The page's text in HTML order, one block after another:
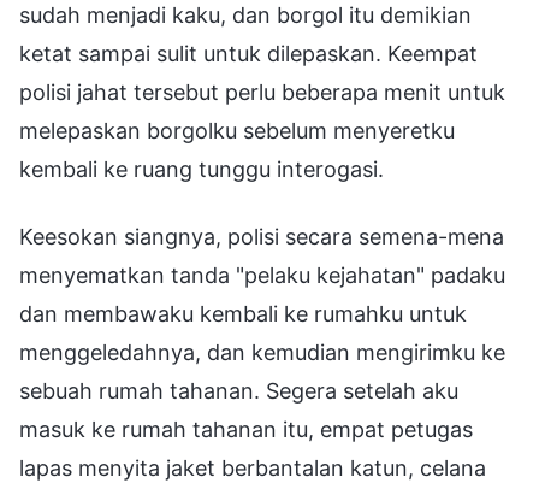
sudah menjadi kaku, dan borgol itu demikian
ketat sampai sulit untuk dilepaskan. Keempat
polisi jahat tersebut perlu beberapa menit untuk
melepaskan borgolku sebelum menyeretku
kembali ke ruang tunggu interogasi.
Keesokan siangnya, polisi secara semena-mena
menyematkan tanda "pelaku kejahatan" padaku
dan membawaku kembali ke rumahku untuk
menggeledahnya, dan kemudian mengirimku ke
sebuah rumah tahanan. Segera setelah aku
masuk ke rumah tahanan itu, empat petugas
lapas menyita jaket berbantalan katun, celana